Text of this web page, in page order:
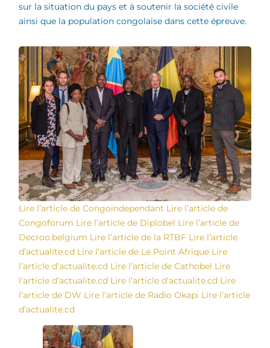
sur la situation du pays et à soutenir la société civile
ainsi que la population congolaise dans cette épreuve.
Lire l’article de Congoindependant Lire l’article de
Congoforum Lire l’article de Diplobel Lire l’article de
Decroo.belgium Lire l’article de la RTBF Lire l’article
d’actualite.cd Lire l’article de Le Point Afrique Lire
l’article d’actualite.cd Lire l’article de Cathobel Lire
l’article d’actualite.cd Lire l’article d’actualite.cd Lire
l’article de DW Lire l’article de Radio Okapi Lire l’article
d’actualite.cd